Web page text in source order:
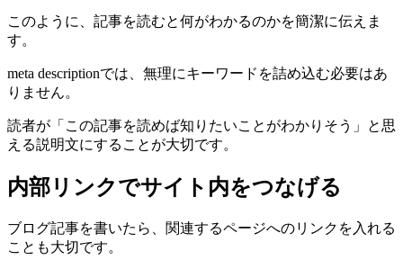
このように、記事を読むと何がわかるのかを簡潔に伝えま
す。
meta descriptionでは、無理にキーワードを詰め込む必要はあ
りません。
読者が「この記事を読めば知りたいことがわかりそう」と思
える説明文にすることが大切です。
内部リンクでサイト内をつなげる
ブログ記事を書いたら、関連するページへのリンクを入れる
ことも大切です。